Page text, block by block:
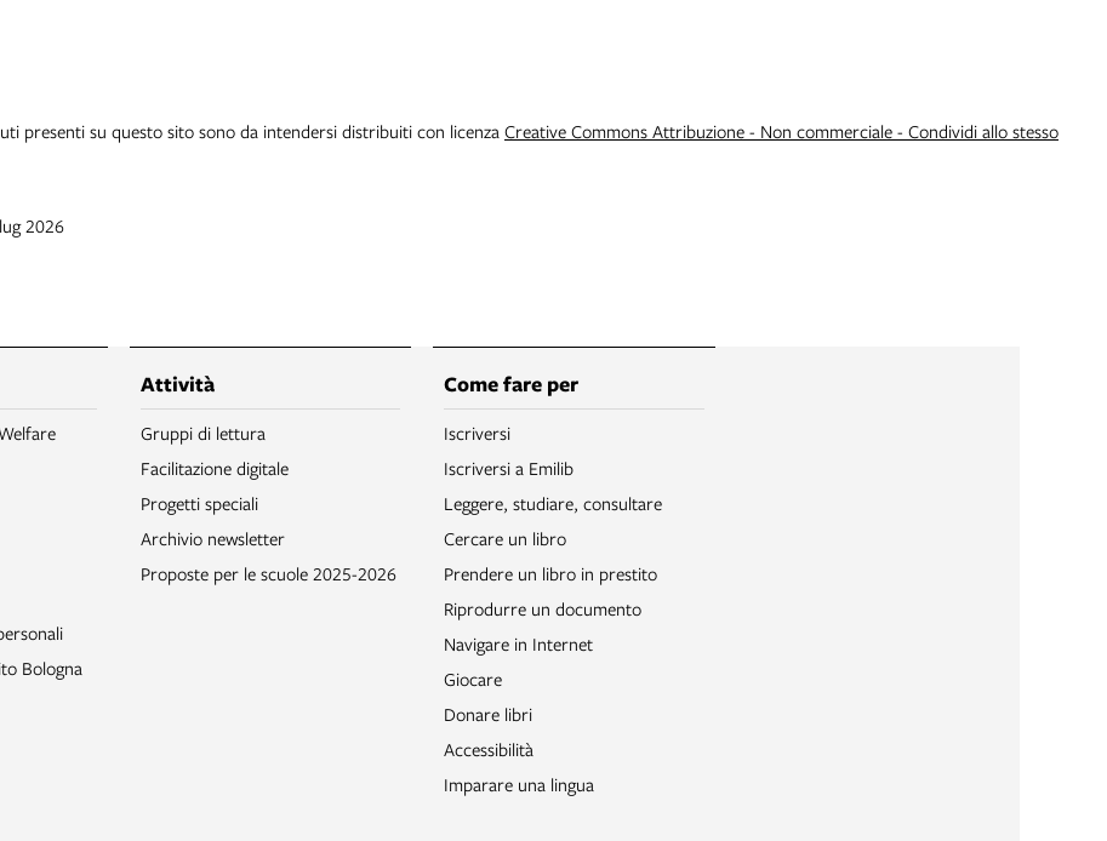
presenti su questo sito sono da intendersi distribuiti con licenza Creative Commons Attribuzione - Non commerciale - Condividi allo stesso
2026
Bologna
Attività
Gruppi di lettura
Facilitazione digitale
Progetti speciali
Archivio newsletter
Proposte per le scuole 2025-2026
Come fare per
Iscriversi
Iscriversi a Emilib
Leggere, studiare, consultare
Cercare un libro
Prendere un libro in prestito
Riprodurre un documento
Navigare in Internet
Giocare
Donare libri
Accessibilità
Imparare una lingua